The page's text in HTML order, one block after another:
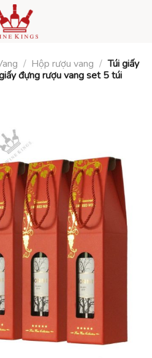
/ Hộp rượu vang / Túi giấy
đựng rượu vang set 5 túi